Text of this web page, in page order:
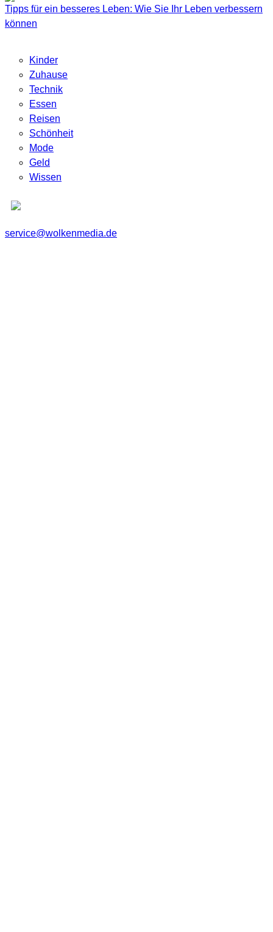
Tipps für ein besseres Leben: Wie Sie Ihr Leben verbessern
können
Kinder
Zuhause
Technik
Essen
Reisen
Schönheit
Mode
Geld
Wissen
service@wolkenmedia.de